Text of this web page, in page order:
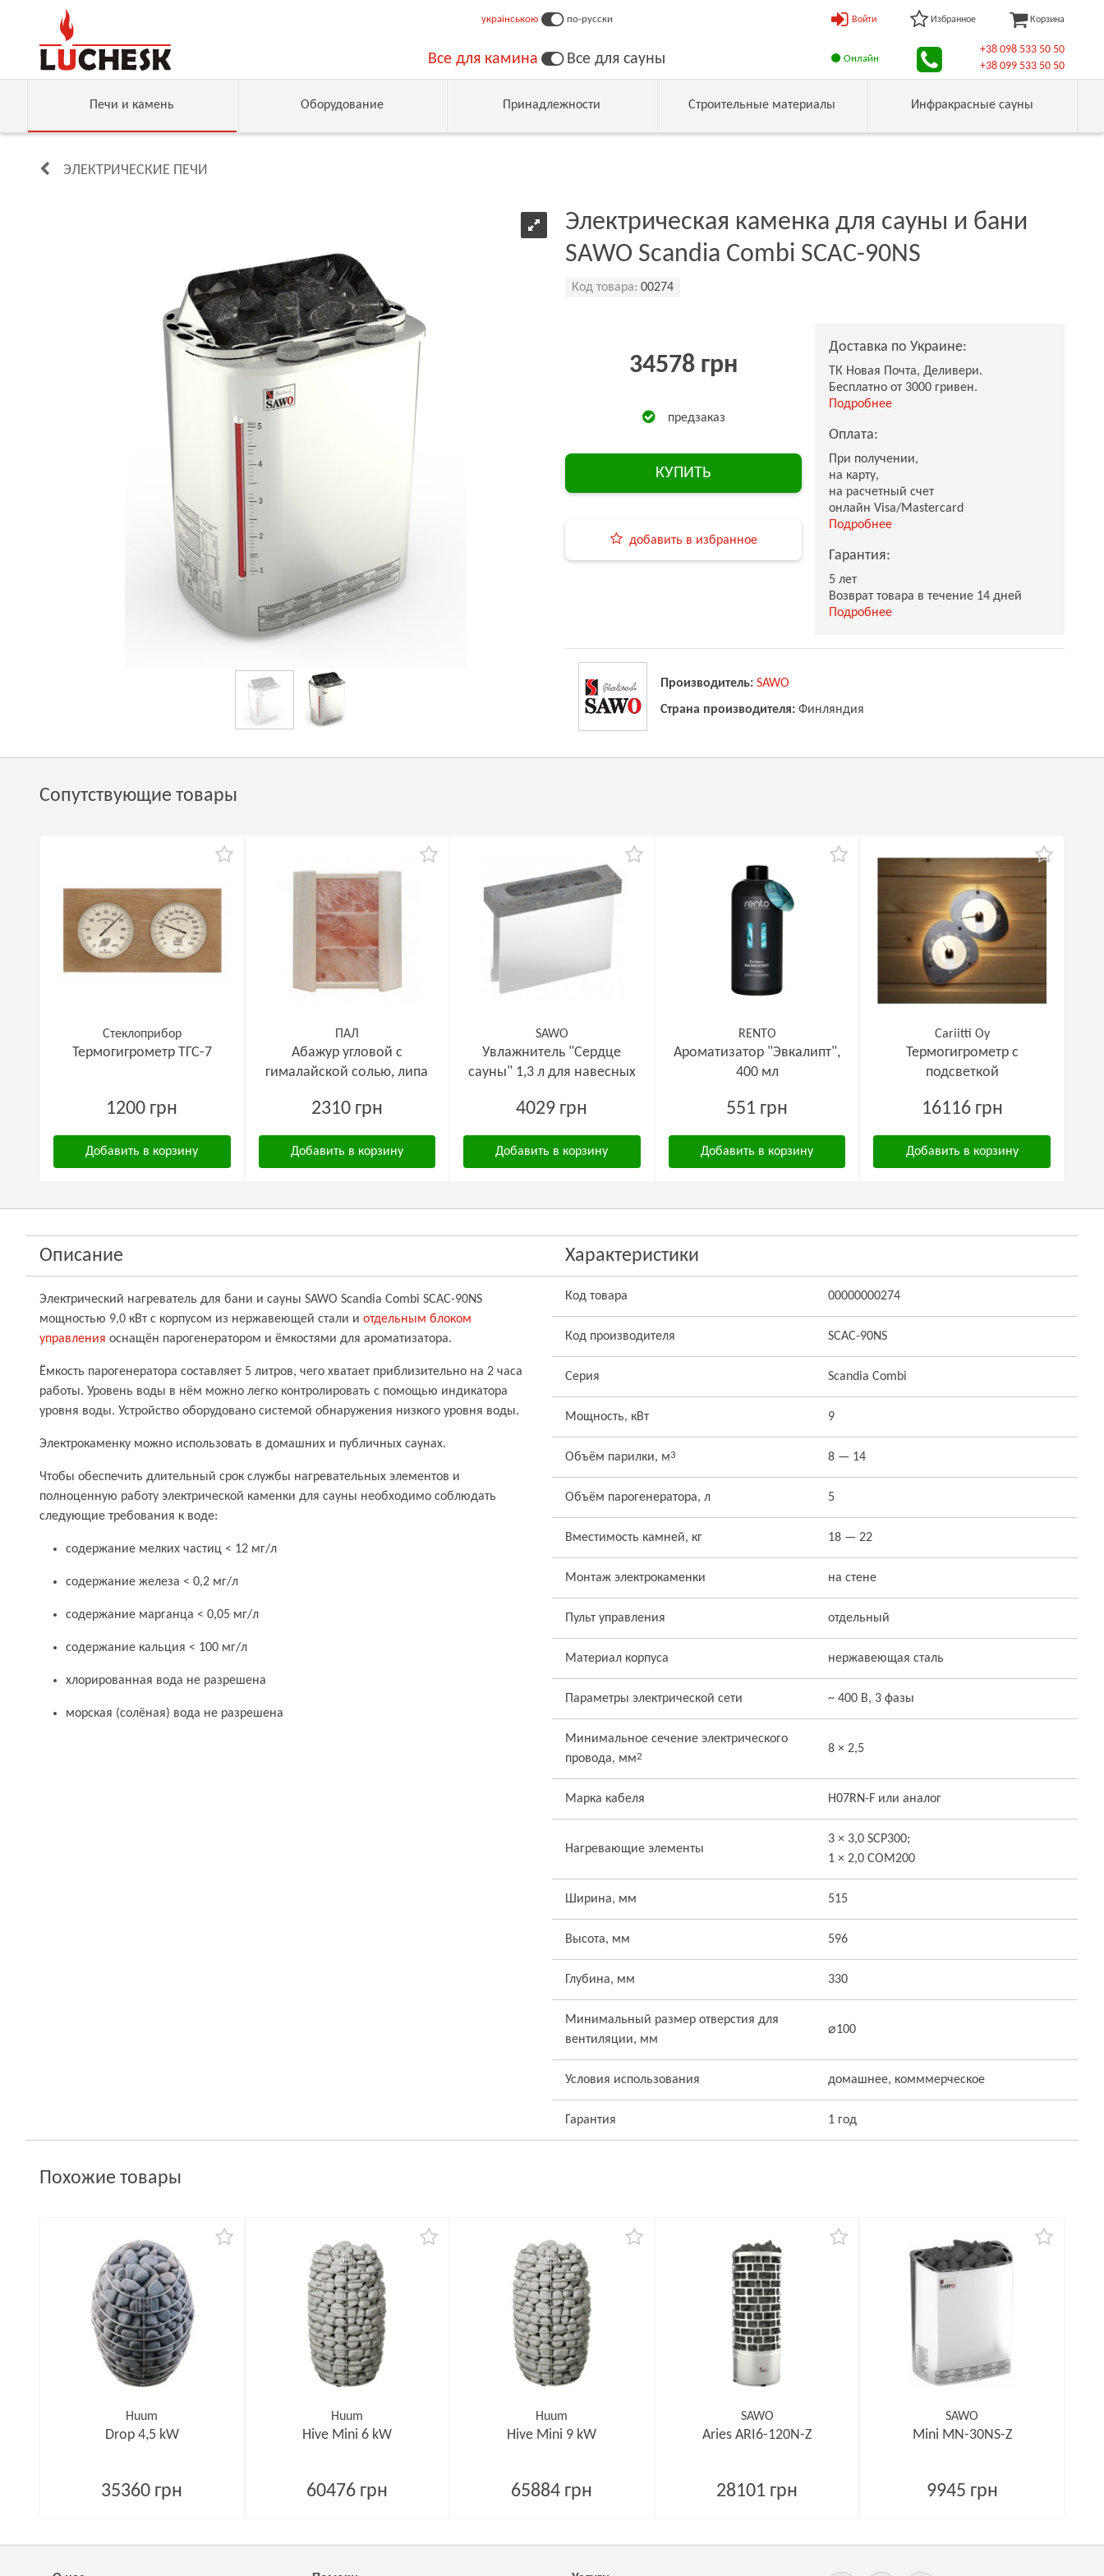
українською по-русски
Все для камина Все для сауны
Войти Избранное Корзина
Онлайн
+38 098 533 50 50
+38 099 533 50 50
Печи и камень Оборудование Принадлежности Строительные материалы Инфракрасные сауны
ЭЛЕКТРИЧЕСКИЕ ПЕЧИ
Электрическая каменка для сауны и бани
SAWO Scandia Combi SCAC-90NS
Код товара: 00274
34578 грн
предзаказ
КУПИТЬ
добавить в избранное
Доставка по Украине:
ТК Новая Почта, Деливери.
Бесплатно от 3000 гривен.
Подробнее
Оплата:
При получении,
на карту,
на расчетный счет
онлайн Visa/Mastercard
Подробнее
Гарантия:
5 лет
Возврат товара в течение 14 дней
Подробнее
Производитель: SAWO
Страна производителя: Финляндия
Сопутствующие товары
Стеклоприбор
Термогигрометр ТГС-7
1200 грн
Добавить в корзину
ПАЛ
Абажур угловой с
гималайской солью, липа
2310 грн
Добавить в корзину
SAWO
Увлажнитель "Сердце
сауны" 1,3 л для навесных
4029 грн
Добавить в корзину
RENTO
Ароматизатор "Эвкалипт",
400 мл
551 грн
Добавить в корзину
Cariitti Oy
Термогигрометр с
подсветкой
16116 грн
Добавить в корзину
Описание
Электрический нагреватель для бани и сауны SAWO Scandia Combi SCAC-90NS
мощностью 9,0 кВт с корпусом из нержавеющей стали и отдельным блоком
управления оснащён парогенератором и ёмкостями для ароматизатора.
Ёмкость парогенератора составляет 5 литров, чего хватает приблизительно на 2 часа
работы. Уровень воды в нём можно легко контролировать с помощью индикатора
уровня воды. Устройство оборудовано системой обнаружения низкого уровня воды.
Электрокаменку можно использовать в домашних и публичных саунах.
Чтобы обеспечить длительный срок службы нагревательных элементов и
полноценную работу электрической каменки для сауны необходимо соблюдать
следующие требования к воде:
содержание мелких частиц < 12 мг/л
содержание железа < 0,2 мг/л
содержание марганца < 0,05 мг/л
содержание кальция < 100 мг/л
хлорированная вода не разрешена
морская (солёная) вода не разрешена
Характеристики
Код товара 00000000274
Код производителя SCAC-90NS
Серия Scandia Combi
Мощность, кВт 9
Объём парилки, м3 8 — 14
Объём парогенератора, л 5
Вместимость камней, кг 18 — 22
Монтаж электрокаменки на стене
Пульт управления отдельный
Материал корпуса нержавеющая сталь
Параметры электрической сети ~ 400 В, 3 фазы
Минимальное сечение электрического
провода, мм2
8 × 2,5
Марка кабеля H07RN-F или аналог
Нагревающие элементы
3 × 3,0 SCP300;
1 × 2,0 COM200
Ширина, мм 515
Высота, мм 596
Глубина, мм 330
Минимальный размер отверстия для
вентиляции, мм
⌀100
Условия использования домашнее, комммерческое
Гарантия 1 год
Похожие товары
Huum
Drop 4,5 kW
35360 грн
Huum
Hive Mini 6 kW
60476 грн
Huum
Hive Mini 9 kW
65884 грн
SAWO
Aries ARI6-120N-Z
28101 грн
SAWO
Mini MN-30NS-Z
9945 грн